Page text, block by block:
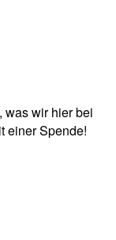
was wir hier bei
einer Spende!